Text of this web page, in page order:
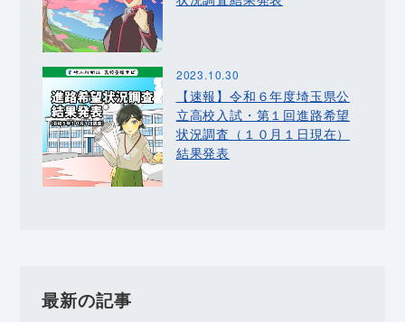
2023.10.30
【速報】令和６年度埼玉県公
立高校入試・第１回進路希望
状況調査（１０月１日現在）
結果発表
最新の記事